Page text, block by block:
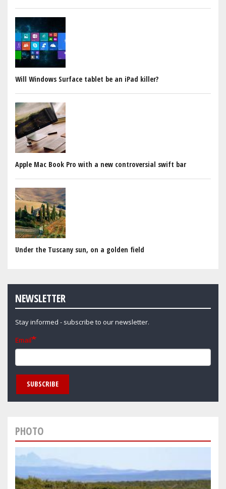
Will Windows Surface tablet be an iPad killer?
Apple Mac Book Pro with a new controversial swift bar
Under the Tuscany sun, on a golden field
NEWSLETTER
Stay informed - subscribe to our newsletter.
Email
SUBSCRIBE
PHOTO